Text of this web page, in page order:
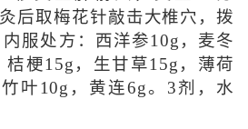
后取梅花针敲击大椎穴，拨
服处方：西洋参10g，麦冬
桔梗15g，生甘草15g，薄荷
叶10g，黄连6g。3剂，水